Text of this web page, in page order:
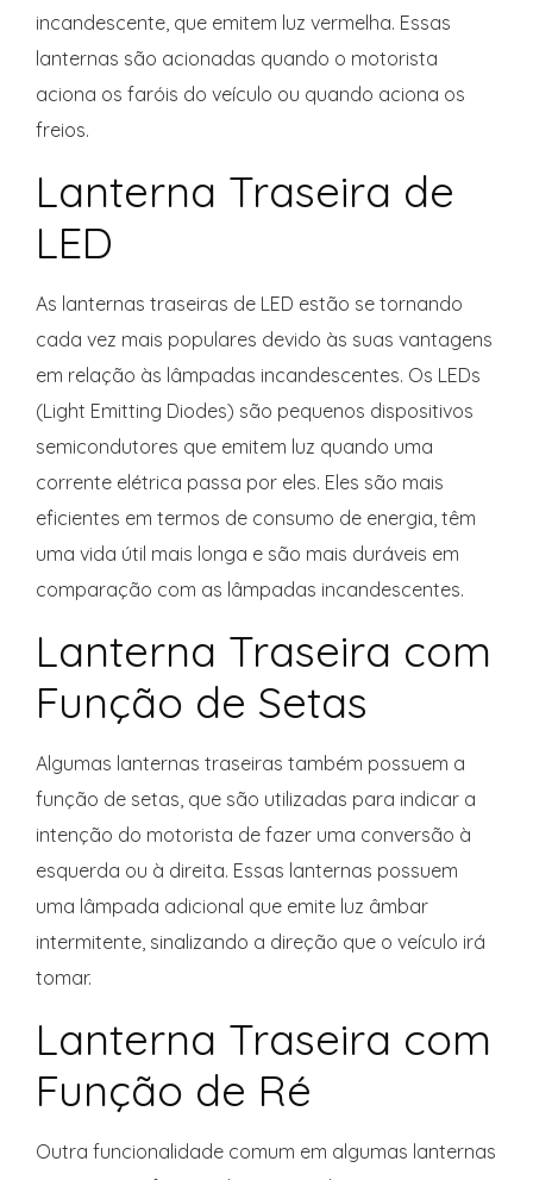
incandescente, que emitem luz vermelha. Essas
lanternas são acionadas quando o motorista
aciona os faróis do veículo ou quando aciona os
freios.
Lanterna Traseira de
LED
As lanternas traseiras de LED estão se tornando
cada vez mais populares devido às suas vantagens
em relação às lâmpadas incandescentes. Os LEDs
(Light Emitting Diodes) são pequenos dispositivos
semicondutores que emitem luz quando uma
corrente elétrica passa por eles. Eles são mais
eficientes em termos de consumo de energia, têm
uma vida útil mais longa e são mais duráveis em
comparação com as lâmpadas incandescentes.
Lanterna Traseira com
Função de Setas
Algumas lanternas traseiras também possuem a
função de setas, que são utilizadas para indicar a
intenção do motorista de fazer uma conversão à
esquerda ou à direita. Essas lanternas possuem
uma lâmpada adicional que emite luz âmbar
intermitente, sinalizando a direção que o veículo irá
tomar.
Lanterna Traseira com
Função de Ré
Outra funcionalidade comum em algumas lanternas